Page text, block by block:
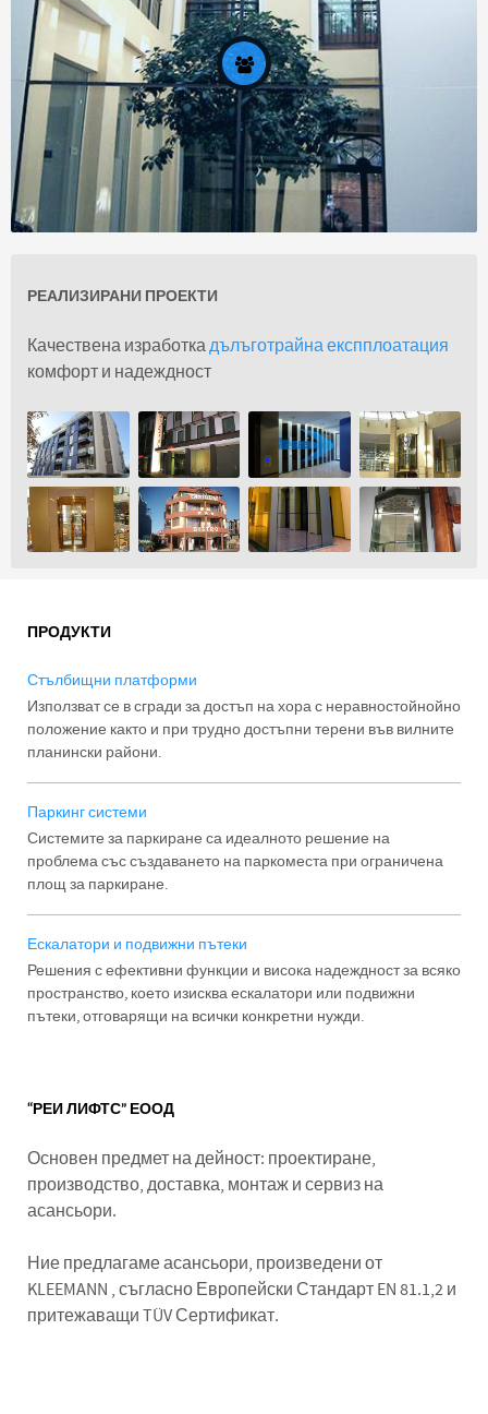
РЕАЛИЗИРАНИ ПРОЕКТИ
Качествена изработкадълъготрайна експплоатация
комфорт и надеждност
ПРОДУКТИ
Стълбищни платформи
Използват се в сгради за достъп на хора с неравностойнойно
положение както и при трудно достъпни терени във вилните
планински райони.
Паркинг системи
Системите за паркиране са идеалното решение на
проблема със създаването на паркоместа при ограничена
площ за паркиране.
Ескалатори и подвижни пътеки
Решения с ефективни функции и висока надеждност за всяко
пространство, което изисква ескалатори или подвижни
пътеки, отговарящи на всички конкретни нужди.
“РЕИ ЛИФТС” ЕООД
Основен предмет на дейност: проектиране,
производство, доставка, монтаж и сервиз на
асансьори.
Ние предлагаме асансьори, произведени от
KLEEMANN , съгласно Европейски Стандарт EN 81.1,2 и
притежаващи TÜV Сертификат.